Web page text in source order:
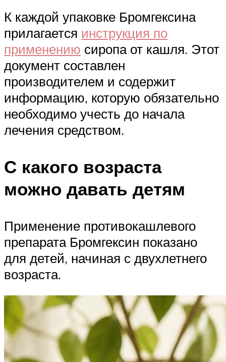
К каждой упаковке Бромгексина
прилагается инструкция по
применению сиропа от кашля. Этот
документ составлен
производителем и содержит
информацию, которую обязательно
необходимо учесть до начала
лечения средством.
С какого возраста
можно давать детям
Применение противокашлевого
препарата Бромгексин показано
для детей, начиная с двухлетнего
возраста.